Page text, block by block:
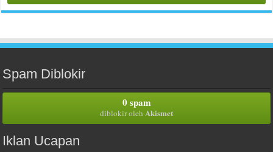
Spam Diblokir
0 spam
diblokir oleh Akismet
Iklan Ucapan